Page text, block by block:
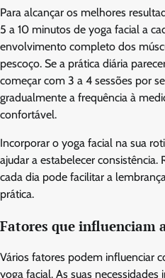
Para alcançar os melhores
5 a 10 minutos de yoga facial a
envolvimento completo dos
pescoço. Se a prática diária
começar com 3 a 4 sessões por
gradualmente a frequência à
confortável.
Incorporar o yoga facial na sua
ajudar a estabelecer consistência.
cada dia pode facilitar a
prática.
Fatores que influenciam
Vários fatores podem influenciar
yoga facial. As suas